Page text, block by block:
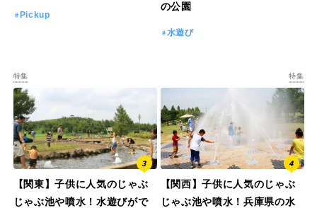
Pickup
の公園
水遊び
特集
【関東】子供に人気のじゃぶ
じゃぶ池や噴水！水遊びがで
特集
【関西】子供に人気のじゃぶ
じゃぶ池や噴水！兵庫県の水